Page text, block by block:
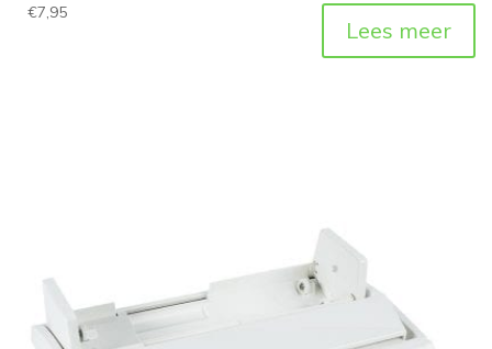
€7,95
Lees meer